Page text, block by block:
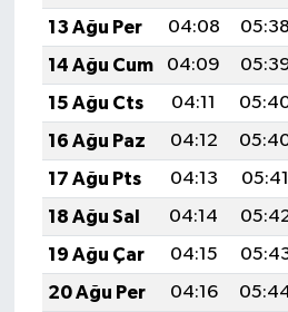
13 Ağu Per
04:08 05:38
14 Ağu Cum
04:09
15 Ağu Cts
04:11
16 Ağu Paz
04:12
17 Ağu Pts
04:13 05:41
18 Ağu Sal
04:14
19 Ağu Çar
04:15
20 Ağu Per
04:16